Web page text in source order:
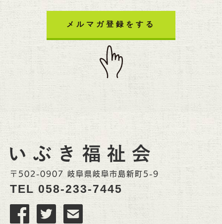
メルマガ登録をする
〒502-0907 岐阜県岐阜市島新町5-9
TEL 058-233-7445